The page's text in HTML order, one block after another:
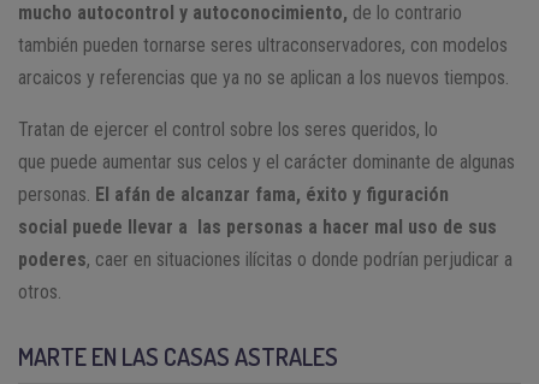
mucho autocontrol y autoconocimiento, de lo contrario
también pueden tornarse seres ultraconservadores, con modelos
arcaicos y referencias que ya no se aplican a los nuevos tiempos.
Tratan de ejercer el control sobre los seres queridos, lo
que puede aumentar sus celos y el carácter dominante de algunas
personas. El afán de alcanzar fama, éxito y figuración
social puede llevar a las personas a hacer mal uso de sus
poderes, caer en situaciones ilícitas o donde podrían perjudicar a
otros.
MARTE EN LAS CASAS ASTRALES